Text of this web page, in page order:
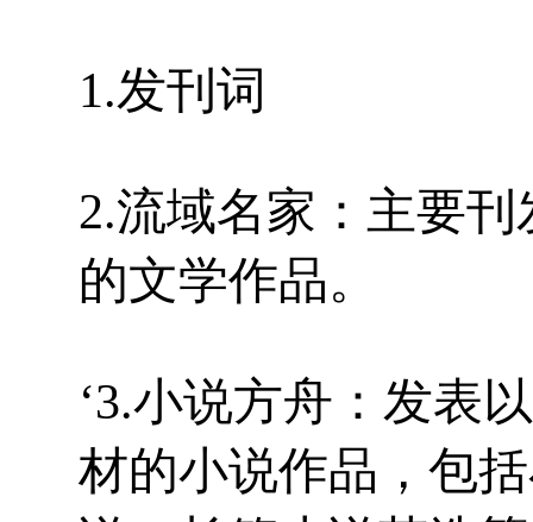
1.发刊词
2.流域名家：主要
的文学作品。
‘3.小说方舟：发表
材的小说作品，包